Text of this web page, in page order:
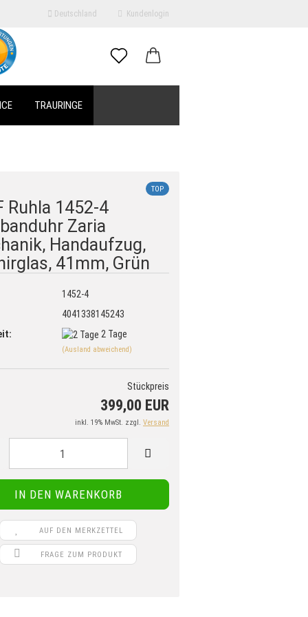
Deutschland Kundenlogin
vergessen?
TRAURINGE
TOP
Ruhla 1452-4
Zaria
Handaufzug,
41mm, Grün
1452-4
4041338145243
2 Tage
(Ausland abweichend)
Stückpreis
399,00 EUR
inkl. 19% MwSt. zzgl. Versand
AUF DEN MERKZETTEL
FRAGE ZUM PRODUKT